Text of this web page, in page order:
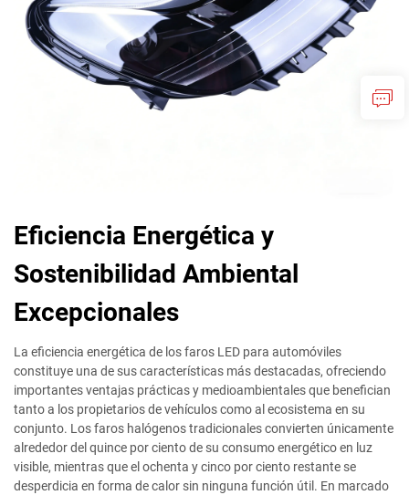
Eficiencia Energética y
Sostenibilidad Ambiental
Excepcionales
La eficiencia energética de los faros LED para automóviles
constituye una de sus características más destacadas, ofreciendo
importantes ventajas prácticas y medioambientales que benefician
tanto a los propietarios de vehículos como al ecosistema en su
conjunto. Los faros halógenos tradicionales convierten únicamente
alrededor del quince por ciento de su consumo energético en luz
visible, mientras que el ochenta y cinco por ciento restante se
desperdicia en forma de calor sin ninguna función útil. En marcado